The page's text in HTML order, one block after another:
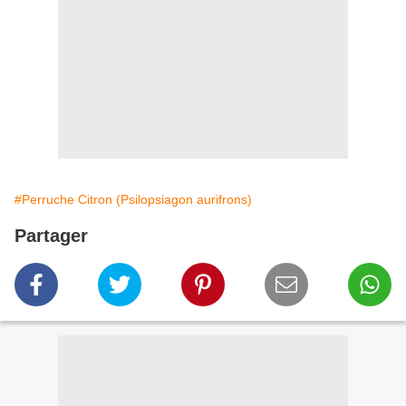
#Perruche Citron (Psilopsiagon aurifrons)
Partager